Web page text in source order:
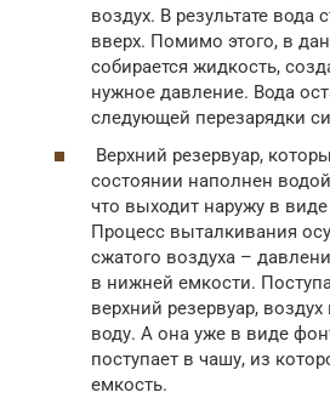
воздух. В результате вода
вверх. Помимо этого, в
собирается жидкость,
нужное давление. Вода
следующей перезарядки
Верхний резервуар,
состоянии наполнен
что выходит наружу в виде
Процесс выталкивания
сжатого воздуха –
в нижней емкости.
верхний резервуар,
воду. А она уже в виде
поступает в чашу, из
емкость.